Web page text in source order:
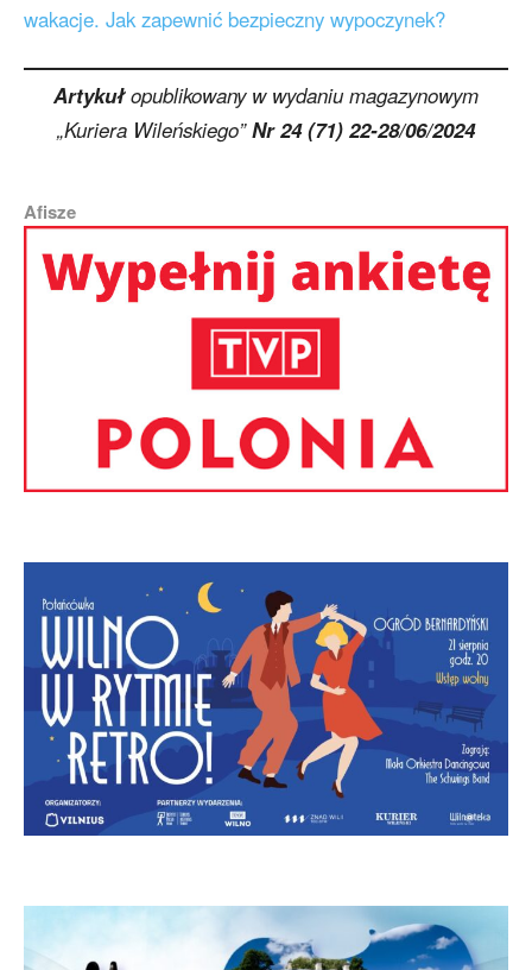
wakacje. Jak zapewnić bezpieczny wypoczynek?
Artykułopublikowany w wydaniu magazynowym
„Kuriera Wileńskiego”Nr 24 (71) 22-28/06/2024
Afisze